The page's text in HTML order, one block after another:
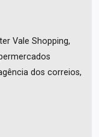
Vale Shopping,
dos correios,